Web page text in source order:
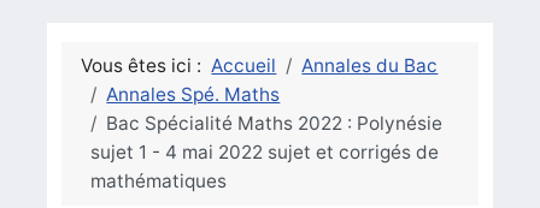
Vous êtes ici : Accueil
Annales du Bac
Annales Spé. Maths
Bac Spécialité Maths 2022 : Polynésie
sujet 1 - 4 mai 2022 sujet et corrigés de
mathématiques